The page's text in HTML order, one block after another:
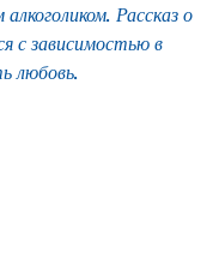
Рассказ о
с зависимостью в
любовь.